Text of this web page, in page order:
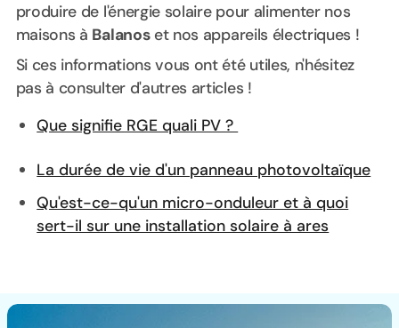
produire de l'énergie solaire pour alimenter nos
maisons à Balanoset nos appareils électriques !
Si ces informations vous ont été utiles, n'hésitez
pas à consulter d'autres articles !
Que signifie RGE quali PV ?
La durée de vie d'un panneau photovoltaïque
Qu'est-ce-qu'un micro-onduleur et à quoi
sert-il sur une installation solaire à ares